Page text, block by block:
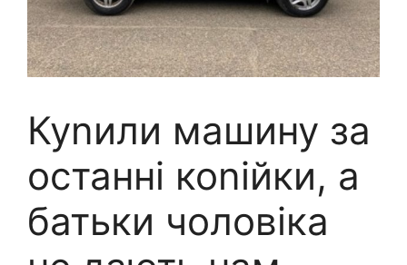
Куnили машину за
останні коnійки, а
батьки чоловіка